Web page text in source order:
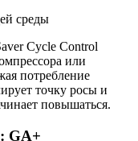
среды
Cycle Control
или
потребление
точку росы и
повышаться.
GA+